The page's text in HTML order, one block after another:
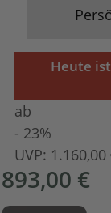
Heute
ab
- 23%
UVP: 1.160,00
893,00 €